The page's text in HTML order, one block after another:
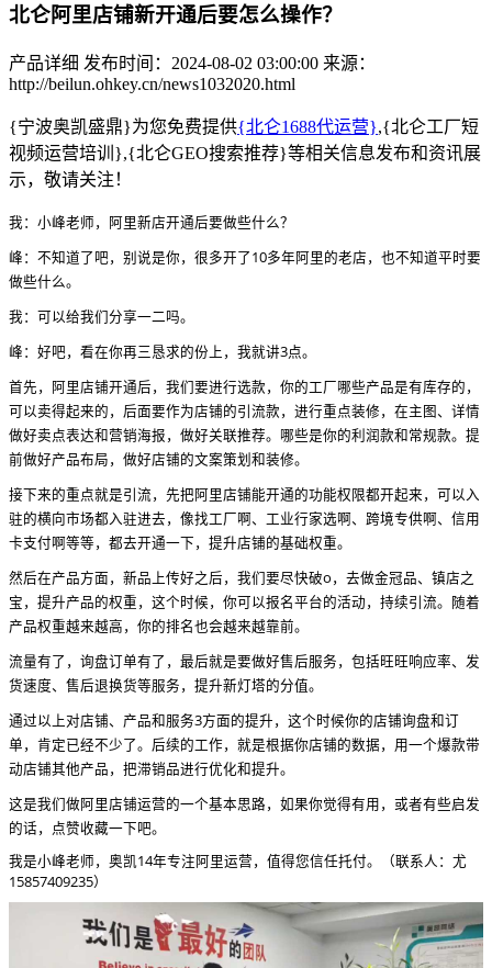
北仑阿里店铺新开通后要怎么操作？
产品详细 发布时间：2024-08-02 03:00:00 来源：
http://beilun.ohkey.cn/news1032020.html
{宁波奥凯盛鼎}为您免费提供{北仑1688代运营},{北仑工厂短
视频运营培训},{北仑GEO搜索推荐}等相关信息发布和资讯展
示，敬请关注！
我：小峰老师，阿里新店开通后要做些什么？
峰：不知道了吧，别说是你，很多开了10多年阿里的老店，也不知道平时要
做些什么。
我：可以给我们分享一二吗。
峰：好吧，看在你再三恳求的份上，我就讲3点。
首先，阿里店铺开通后，我们要进行选款，你的工厂哪些产品是有库存的，
可以卖得起来的，后面要作为店铺的引流款，进行重点装修，在主图、详情
做好卖点表达和营销海报，做好关联推荐。哪些是你的利润款和常规款。提
前做好产品布局，做好店铺的文案策划和装修。
接下来的重点就是引流，先把阿里店铺能开通的功能权限都开起来，可以入
驻的横向市场都入驻进去，像找工厂啊、工业行家选啊、跨境专供啊、信用
卡支付啊等等，都去开通一下，提升店铺的基础权重。
然后在产品方面，新品上传好之后，我们要尽快破o，去做金冠品、镇店之
宝，提升产品的权重，这个时候，你可以报名平台的活动，持续引流。随着
产品权重越来越高，你的排名也会越来越靠前。
流量有了，询盘订单有了，最后就是要做好售后服务，包括旺旺响应率、发
货速度、售后退换货等服务，提升新灯塔的分值。
通过以上对店铺、产品和服务3方面的提升，这个时候你的店铺询盘和订
单，肯定已经不少了。后续的工作，就是根据你店铺的数据，用一个爆款带
动店铺其他产品，把滞销品进行优化和提升。
这是我们做阿里店铺运营的一个基本思路，如果你觉得有用，或者有些启发
的话，点赞收藏一下吧。
我是小峰老师，奥凯14年专注阿里运营，值得您信任托付。
（联系人：尤
15857409235）